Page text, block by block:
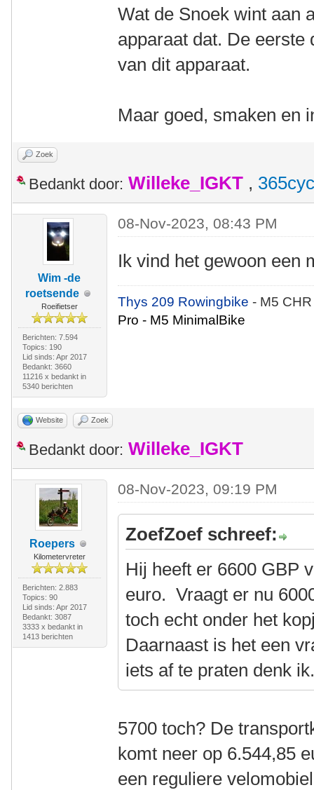
Wat de Snoek wint aan
apparaat dat. De eerste
van dit apparaat.
Maar goed, smaken en
Zoek
Bedankt door: Willeke_IGKT ,
Wim -de
roetsende
Roeifietser
Berichten: 7.594
Topics: 190
Lid sinds: Apr 2017
Bedankt: 3660
11216 x bedankt in
5340 berichten
08-Nov-2023, 08:43 PM
Ik vind het gewoon
Thys 209 Rowingbike- M5
Pro - M5 MinimalBike
Website Zoek
Bedankt door: Willeke_IGKT
Roepers
Kilometervreter
Berichten: 2.883
Topics: 90
Lid sinds: Apr 2017
Bedankt: 3087
3333 x bedankt in
1413 berichten
08-Nov-2023, 09:19 PM
ZoefZoef schreef:
Hij heeft er 6600 GBP
euro. Vraagt er nu
toch echt onder het
Daarnaast is het een
iets af te praten denk
5700 toch? De
komt neer op 6.544,85
een reguliere